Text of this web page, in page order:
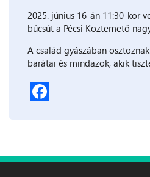
2025. június 16-án 11:30-kor
búcsút a Pécsi Köztemető
A család gyászában
barátai és mindazok, akik